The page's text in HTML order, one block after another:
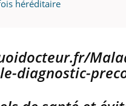
héréditaire